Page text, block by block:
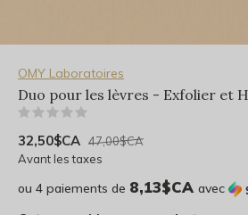
OMY Laboratoires
Duo pour les lèvres - Exfolier et
32,50$CA 47,00$CA
Avant les taxes
ou 4 paiements de 8,13$CA avec